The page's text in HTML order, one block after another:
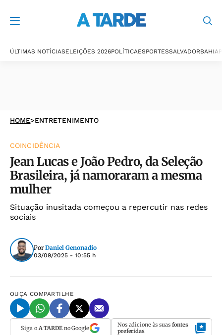
ÚLTIMAS NOTÍCIASELEIÇÕES 2026POLÍTICAESPORTESSALVADORBAHIA
HOME>ENTRETENIMENTO
COINCIDÊNCIA
Jean Lucas e João Pedro, da Seleção
Brasileira, já namoraram a mesma
mulher
Situação inusitada começou a repercutir nas redes
sociais
Por Daniel Genonadio
03/09/2025 - 10:55 h
OUÇA COMPARTILHE
Siga o A TARDEno Google Nos adicione às suas fontes
preferidas